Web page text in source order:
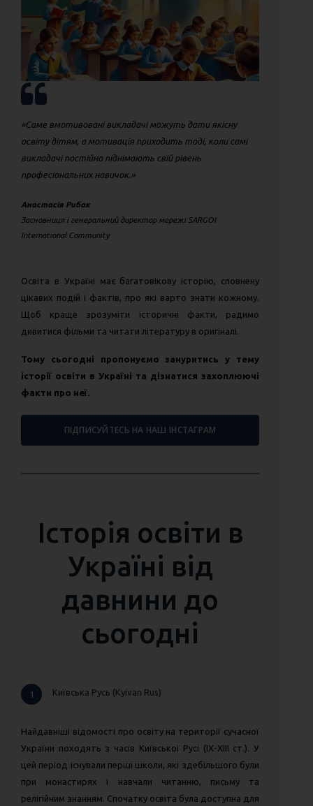
«Саме вмотивовані викладачі можуть дати якісну
освіту дітям, а мотивація приходить тоді, коли самі
викладачі постійно піднімають свій рівень
професіональних навичок.»
Анастасія Рибак
Засновниця і генеральний директор мережі SARGOI
International Community
Освіта в Україні має багатовікову історію, сповнену
цікавих подій і фактів, про які варто знати кожному.
Щоб краще зрозуміти історичні факти, радимо
дивитися фільми та читати літературу в оригіналі.
Тому сьогодні пропонуємо зануритись у тему
історії освіти в Україні та дізнатися захоплюючі
факти про неї.
ПІДПИСУЙТЕСЬ НА НАШ ІНСТАГРАМ
Історія освіти в
Україні від
давнини до
сьогодні
1 Київська Русь (Kyivan Rus)
Найдавніші відомості про освіту на території сучасної
України походять з часів Київської Русі (IX-XIII ст.). У
цей період існували перші школи, які здебільшого були
при монастирях і навчали читанню, письму та
релігійним знанням. Спочатку освіта була доступна для